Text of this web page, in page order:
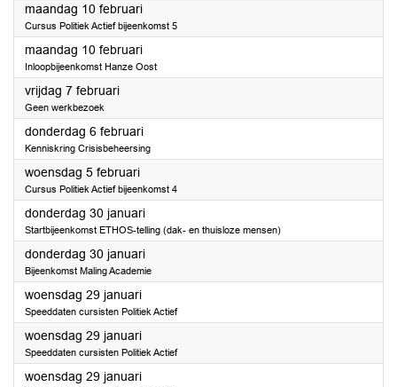
maandag 10 februari2025
Cursus Politiek Actief bijeenkomst 5
maandag 10 februari2025
Inloopbijeenkomst Hanze Oost
vrijdag 7 februari2025
Geen werkbezoek
donderdag 6 februari2025
Kenniskring Crisisbeheersing
woensdag 5 februari2025
Cursus Politiek Actief bijeenkomst 4
donderdag 30 januari2025
Startbijeenkomst ETHOS-telling (dak- en thuisloze mensen)
donderdag 30 januari2025
Bijeenkomst Maling Academie
woensdag 29 januari2025
Speeddaten cursisten Politiek Actief
woensdag 29 januari2025
Speeddaten cursisten Politiek Actief
woensdag 29 januari2025